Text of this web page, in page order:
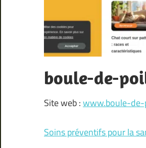
boule-de-
Site web :www.boule-
Soins préventifs pour la